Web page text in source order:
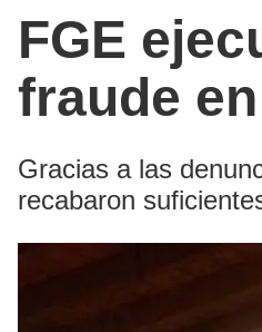
FGE
fraude
Gracias a las
recabaron